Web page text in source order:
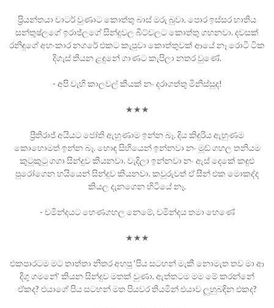
ප්‍රියන්තයා චාටර් වුණාට කොත්තු බාස් මරු බුවා. පොර ඉස්සර භාතිය
සන්තුෂ්ලගේ ඉරාජ්ලගේ සින්දුවල බීට්වලට කොත්තු ගහනවා. දවසක්
රනිඳුගේ අහංකාර නගරේ එකට කැපුවා කොත්තුවක් ආයේ නෑ රොටි ටික
දිගැස් තියන ළඳුනේ ගාණට කැපිලා නතර වුණේ.
- අපි වැහි කාලවල් කීයක් නං දරාගත්තු මිනිස්සුද!
★★★
ප්‍රීතිරාජ් අයියට ජෝති ඇහුණාම ඉන්න බෑ. දිය කිඳුරිය ඇහුණම
කොහොමත් ඉන්න බෑ. හොඳ සිහියෙන් ඉන්නවා නං මූඩ් ගහල තනියම
කුටුකුටු ගගා සින්දුව කියනවා. වැදිලා ඉන්නවා නං ඇස් දෙකේ කඳුළු
පුරෝගෙන හයියෙන් සින්දුව කියනවා. කවුරුවත් ඒ සීන් එක මොකද්ද
කියල දැනගෙන හිටියේ නෑ.
- චමින්දයට හෙණගහල නෙමේ, චමින්දය තමා හෙණේ
★★★
එකපාරටම මට තාත්තා නිතර අහපු ‘පිය සටහන් මැකී නොමැත තව මා ආ
දිගු ගමනේ’ කියන සින්දුව මතක් වුණා. ඇත්තටම මම මේ කරන්නේ
ඒකද? එයාගේ පිය සටහන් මත පියවර තියමින් එයාව ලුහුබඳින එකද?